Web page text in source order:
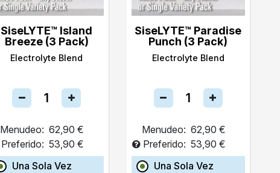
SiseLYTE™ Island
Breeze (3 Pack)
Electrolyte Blend
Menudeo: 62,90 €
Preferido: 53,90 €
Una Sola Vez
SiseLYTE™ Paradise
Punch (3 Pack)
Electrolyte Blend
Menudeo: 62,90 €
Preferido: 53,90 €
Una Sola Vez